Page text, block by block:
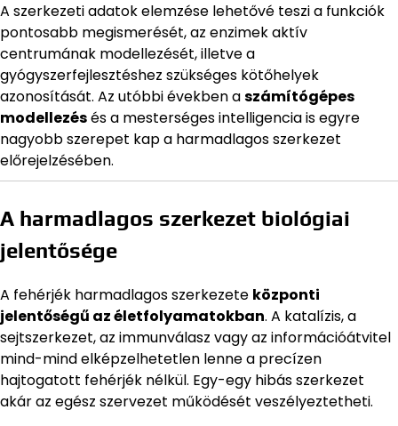
A szerkezeti adatok elemzése lehetővé teszi a funkciók
pontosabb megismerését, az enzimek aktív
centrumának modellezését, illetve a
gyógyszerfejlesztéshez szükséges kötőhelyek
azonosítását. Az utóbbi években aszámítógépes
modellezésés a mesterséges intelligencia is egyre
nagyobb szerepet kap a harmadlagos szerkezet
előrejelzésében.
A harmadlagos szerkezet biológiai
jelentősége
A fehérjék harmadlagos szerkezete központi
jelentőségű az életfolyamatokban. A katalízis, a
sejtszerkezet, az immunválasz vagy az információátvitel
mind-mind elképzelhetetlen lenne a precízen
hajtogatott fehérjék nélkül. Egy-egy hibás szerkezet
akár az egész szervezet működését veszélyeztetheti.